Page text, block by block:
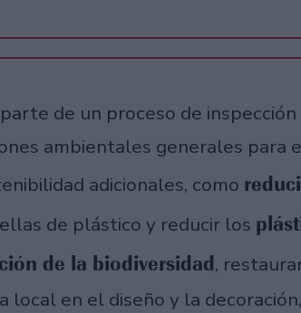
de un proceso de inspección
ambientales generales para
adicionales, como
de plástico y reducir los
de la biodiversidad,
en el diseño y la